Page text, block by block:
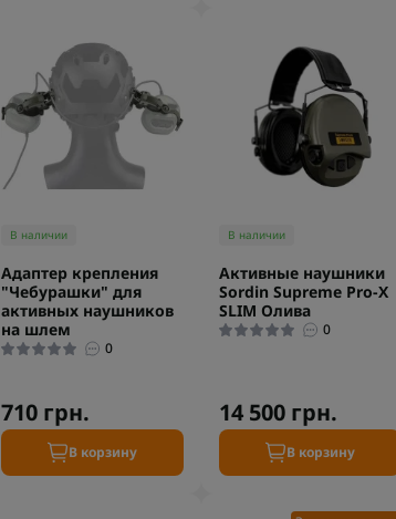
В наличии
Адаптер крепления
"Чебурашки" для
активных наушников
на шлем
0
710 грн.
В корзину
В наличии
Активные наушники
Sordin Supreme Pro-X
SLIM Олива
0
14 500 грн.
В корзину